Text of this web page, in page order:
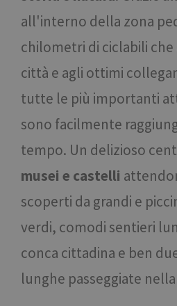
all'interno della zona
chilometri di ciclabili
città e agli ottimi
tutte le più importanti
sono facilmente
tempo. Un delizioso
musei e castelli
scoperti da grandi e
verdi, comodi sentieri
conca cittadina e ben
lunghe passeggiate